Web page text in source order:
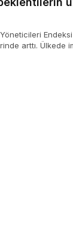
arttı. Ülkede